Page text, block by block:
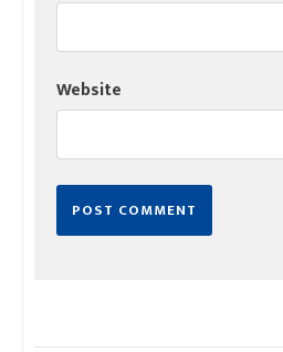
Website